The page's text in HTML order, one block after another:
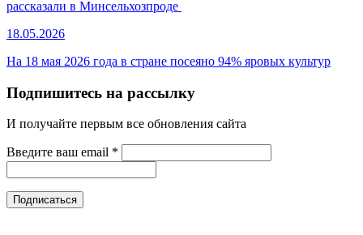
рассказали в Минсельхозпроде
18.05.2026
На 18 мая 2026 года в стране посеяно 94% яровых культур
Подпишитесь на рассылку
И получайте первым все обновления сайта
Введите ваш email *